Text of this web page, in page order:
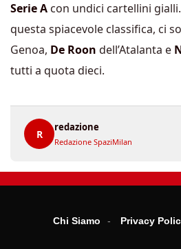
Serie A con undici cartellini
questa spiacevole classifica, ci
Genoa, De Roon dell’Atalanta e
tutti a quota dieci.
R
redazione
Redazione SpaziMilan
Chi Siamo Privacy